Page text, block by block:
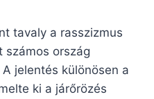
tavaly a rasszizmus
számos ország
jelentés különösen a
ki a járőrözés